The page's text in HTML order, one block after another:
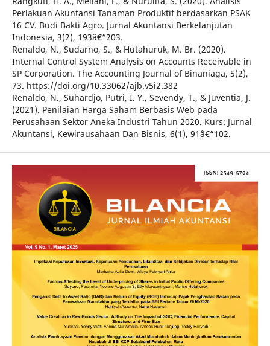
Perlakuan Akuntansi Tanaman Produktif berdasarkan PSAK
16 CV. Budi Bakti Agro. Jurnal Akuntansi Berkelanjutan
Indonesia, 3(2), 193â€“203.
Renaldo, N., Sudarno, S., & Hutahuruk, M. Br. (2020).
Internal Control System Analysis on Accounts Receivable in
SP Corporation. The Accounting Journal of Binaniaga, 5(2),
73. https://doi.org/10.33062/ajb.v5i2.382
Renaldo, N., Suhardjo, Putri, I. Y., Sevendy, T., & Juventia, J.
(2021). Penilaian Harga Saham Berbasis Web pada
Perusahaan Sektor Aneka Industri Tahun 2020. Kurs: Jurnal
Akuntansi, Kewirausahaan Dan Bisnis, 6(1), 91â€“102.